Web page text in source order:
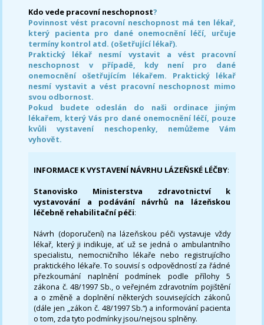
Kdo vede pracovní neschopnost?
Povinnost vést pracovní neschopnost má ten lékař,
který pacienta pro dané onemocnění léčí, určuje
termíny kontrol atd. (ošetřující lékař).
Praktický lékař nesmí vystavit a vést pracovní
neschopnost v případě, kdy není pro dané
onemocnění ošetřujícím lékařem. Praktický lékař
nesmí vystavit a vést pracovní neschopnost mimo
svou odbornost.
Pokud budete odeslán do naši ordinace jiným
lékařem, který Vás pro dané onemocnění léčí, pouze
kvůli vystavení neschopenky, nemůžeme Vám
vyhovět.
INFORMACE K VYSTAVENÍ NÁVRHU LÁZEŇSKÉ LÉČBY:
Stanovisko Ministerstva zdravotnictví k
vystavování a podávání návrhů na lázeňskou
léčebně rehabilitační péči:
Návrh (doporučení) na lázeňskou péči vystavuje vždy
lékař, který ji indikuje, ať už se jedná o ambulantního
specialistu, nemocničního lékaře nebo registrujícího
praktického lékaře. To souvisí s odpovědností za řádné
přezkoumání naplnění podmínek podle přílohy 5
zákona č. 48/1997 Sb., o veřejném zdravotním pojištění
a o změně a doplnění některých souvisejících zákonů
(dále jen „zákon č. 48/1997 Sb.“) a informování pacienta
o tom, zda tyto podmínky jsou/nejsou splněny.